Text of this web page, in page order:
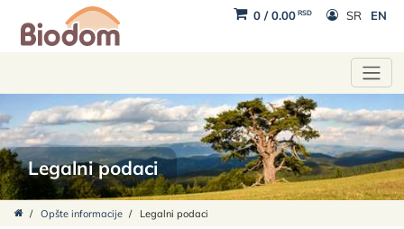
0/0.00 RSD SR EN
Legalni podaci
/ Opšte informacije / Legalni podaci